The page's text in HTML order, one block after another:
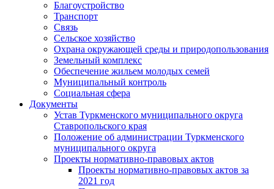
Благоустройство
Транспорт
Связь
Сельское хозяйство
Охрана окружающей среды и природопользования
Земельный комплекс
Обеспечение жильем молодых семей
Муниципальный контроль
Социальная сфера
Документы
Устав Туркменского муниципального округа
Ставропольского края
Положение об администрации Туркменского
муниципального округа
Проекты нормативно-правовых актов
Проекты нормативно-правовых актов за
2021 год